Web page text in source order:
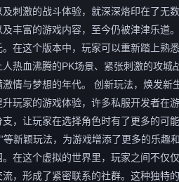
刺激的战斗体验，就深深烙印在了无
丰富的游戏内容，至今仍被津津乐道
在这个版本中，玩家可以重新踏上熟
热血沸腾的PK场景、紧张刺激的攻
情与梦想的年代。 创新玩法，焕发
玩家的游戏体验，许多私服开发者在
，让玩家在选择角色时有了更多的可
”等新颖玩法，为游戏增添了更多的乐
在这个虚拟的世界里，玩家之间不仅
，形成了紧密联系的社群。这种独特